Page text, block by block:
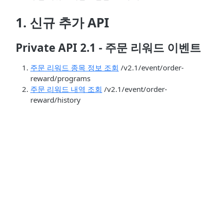
1. 신규 추가 API
Private API 2.1 - 주문 리워드 이벤트
주문 리워드 종목 정보 조회 /v2.1/event/order-
reward/programs
주문 리워드 내역 조회 /v2.1/event/order-
reward/history